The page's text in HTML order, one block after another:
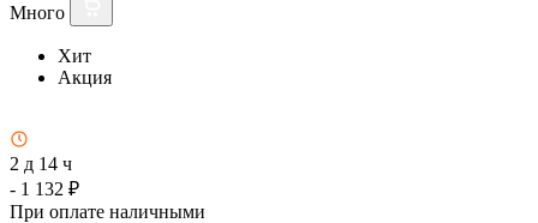
Много
Хит
Акция
2 д 14 ч
- 1 132 ₽
При оплате наличными